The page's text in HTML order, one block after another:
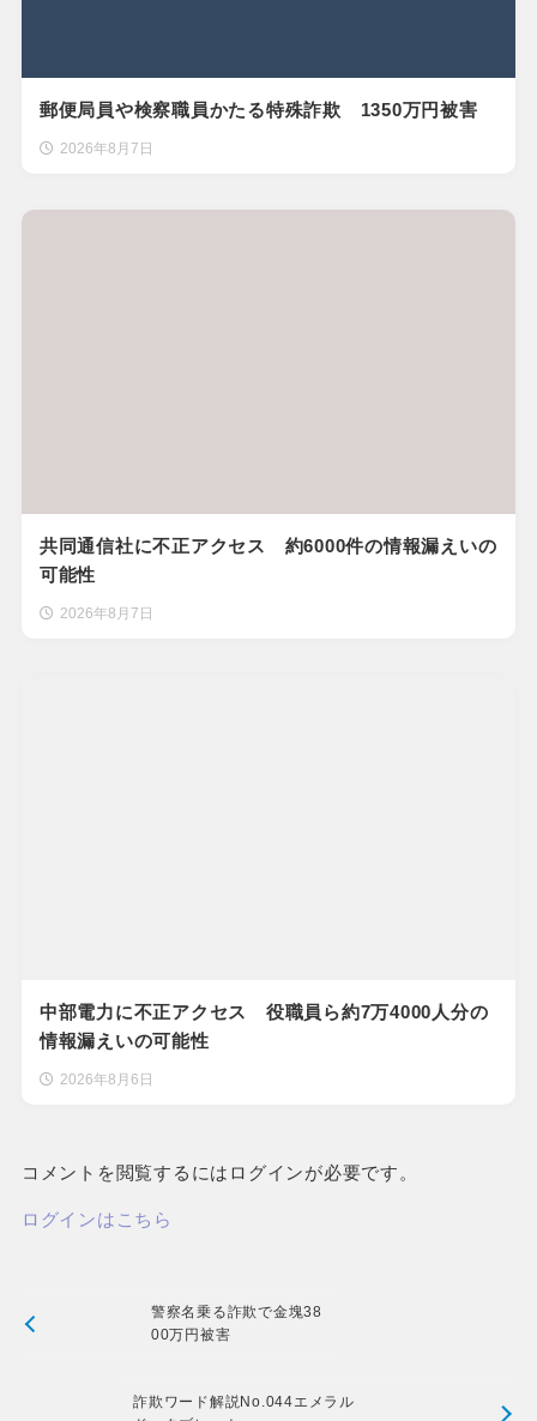
郵便局員や検察職員かたる特殊詐欺 1350万円被害
2026年8月7日
共同通信社に不正アクセス 約6000件の情報漏えいの
可能性
2026年8月7日
中部電力に不正アクセス 役職員ら約7万4000人分の
情報漏えいの可能性
2026年8月6日
コメントを閲覧するにはログインが必要です。
ログインはこちら
警察名乗る詐欺で金塊38
00万円被害
詐欺ワード解説No.044エメラル